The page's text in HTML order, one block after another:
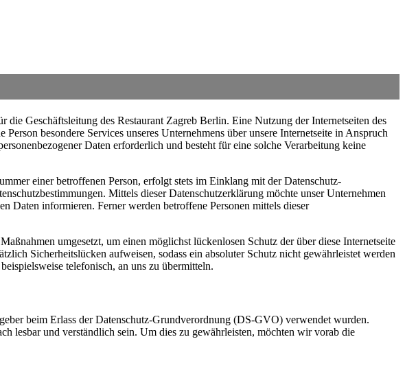
Geschäftsleitung des Restaurant Zagreb Berlin. Eine Nutzung der Internetseiten des
besondere Services unseres Unternehmens über unsere Internetseite in Anspruch
Daten erforderlich und besteht für eine solche Verarbeitung keine
einer betroffenen Person, erfolgt stets im Einklang mit der Datenschutz-
Mittels dieser Datenschutzerklärung möchte unser Unternehmen
Daten informieren. Ferner werden betroffene Personen mittels dieser
umgesetzt, um einen möglichst lückenlosen Schutz der über diese Internetseite
Sicherheitslücken aufweisen, sodass ein absoluter Schutz nicht gewährleistet werden
telefonisch, an uns zu übermitteln.
beim Erlass der Datenschutz-Grundverordnung (DS-GVO) verwendet wurden.
lesbar und verständlich sein. Um dies zu gewährleisten, möchten wir vorab die